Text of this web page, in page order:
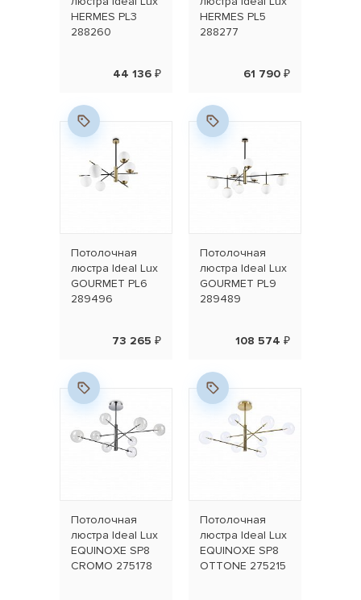
HERMES PL3
288260
44 136 ₽
HERMES PL5
288277
61 790 ₽
Потолочная
люстра Ideal Lux
GOURMET PL6
289496
73 265 ₽
Потолочная
люстра Ideal Lux
GOURMET PL9
289489
108 574 ₽
Потолочная
люстра Ideal Lux
EQUINOXE SP8
CROMO 275178
Потолочная
люстра Ideal Lux
EQUINOXE SP8
OTTONE 275215